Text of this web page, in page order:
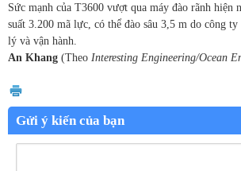
Sức mạnh của T3600 vượt qua máy đào rãnh hiện
suất 3.200 mã lực, có thể đào sâu 3,5 m do công ty
lý và vận hành.
An Khang (Theo Interesting Engineering/Ocean
Gửi ý kiến của bạn